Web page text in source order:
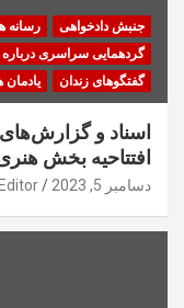
جنبش دادخواهی رسانه
گردهمایی سراسری درباره
گفتگوهای زندان
یادمان
اسناد و
افتتاحیه بخش هنری، برلین ۲۹
دسامبر 5, 2023